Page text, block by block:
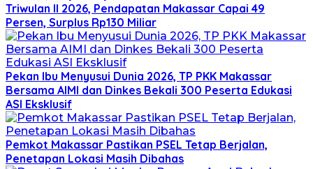
Triwulan II 2026, Pendapatan Makassar Capai 49
Persen, Surplus Rp130 Miliar
Pekan Ibu Menyusui Dunia 2026, TP PKK Makassar
Bersama AIMI dan Dinkes Bekali 300 Peserta Edukasi
ASI Eksklusif
Pemkot Makassar Pastikan PSEL Tetap Berjalan,
Penetapan Lokasi Masih Dibahas